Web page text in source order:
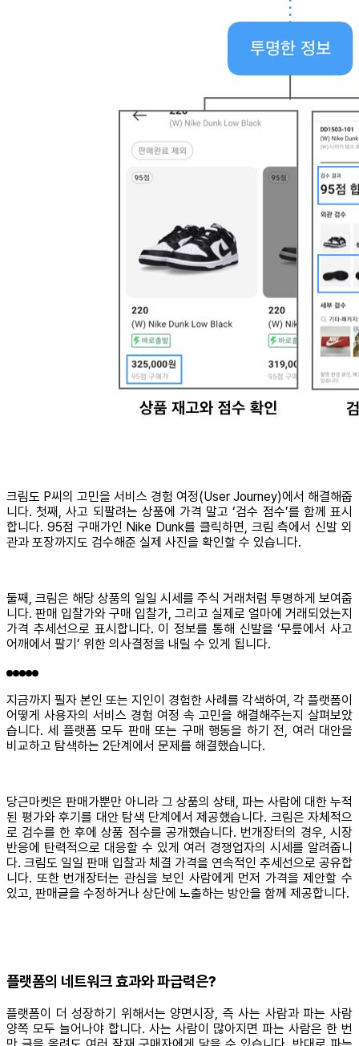
크림도 P씨의 고민을 서비스 경험 여정(User Journey)에서 해결해줍
니다. 첫째, 사고 되팔려는 상품에 가격 말고 ‘검수 점수’를 함께 표시
합니다. 95점 구매가인 Nike Dunk를 클릭하면, 크림 측에서 신발 외
관과 포장까지도 검수해준 실제 사진을 확인할 수 있습니다.
둘째, 크림은 해당 상품의 일일 시세를 주식 거래처럼 투명하게 보여줍
니다. 판매 입찰가와 구매 입찰가, 그리고 실제로 얼마에 거래되었는지
가격 추세선으로 표시합니다. 이 정보를 통해 신발을 ‘무릎에서 사고
어깨에서 팔기’ 위한 의사결정을 내릴 수 있게 됩니다.
지금까지 필자 본인 또는 지인이 경험한 사례를 각색하여, 각 플랫폼이
어떻게 사용자의 서비스 경험 여정 속 고민을 해결해주는지 살펴보았
습니다. 세 플랫폼 모두 판매 또는 구매 행동을 하기 전, 여러 대안을
비교하고 탐색하는 2단계에서 문제를 해결했습니다.
당근마켓은 판매가뿐만 아니라 그 상품의 상태, 파는 사람에 대한 누적
된 평가와 후기를 대안 탐색 단계에서 제공했습니다. 크림은 자체적으
로 검수를 한 후에 상품 점수를 공개했습니다. 번개장터의 경우, 시장
반응에 탄력적으로 대응할 수 있게 여러 경쟁업자의 시세를 알려줍니
다. 크림도 일일 판매 입찰과 체결 가격을 연속적인 추세선으로 공유합
니다. 또한 번개장터는 관심을 보인 사람에게 먼저 가격을 제안할 수
있고, 판매글을 수정하거나 상단에 노출하는 방안을 함께 제공합니다.
플랫폼의 네트워크 효과와 파급력은?
플랫폼이 더 성장하기 위해서는 양면시장, 즉 사는 사람과 파는 사람
양쪽 모두 늘어나야 합니다. 사는 사람이 많아지면 파는 사람은 한 번